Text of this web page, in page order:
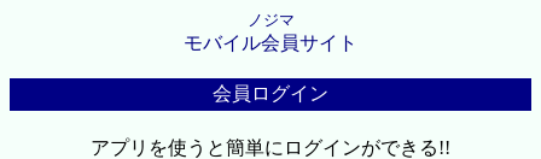
ノジマ
モバイル会員サイト
会員ログイン
アプリを使うと簡単にログインができる!!